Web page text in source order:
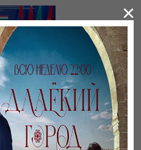
организации
×